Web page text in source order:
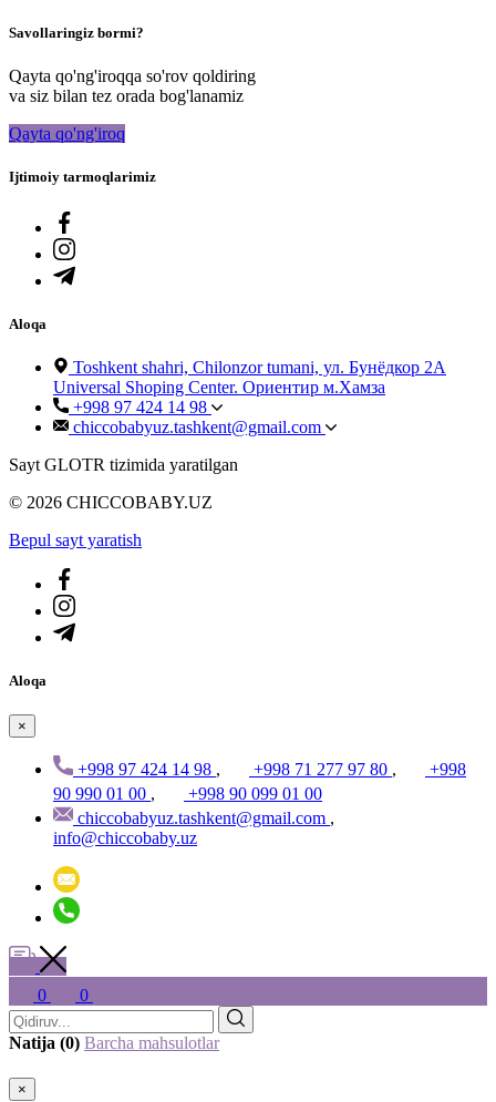
Savollaringiz bormi?
Qayta qo'ng'iroqqa so'rov qoldiring
va siz bilan tez orada bog'lanamiz
Qayta qo'ng'iroq
Ijtimoiy tarmoqlarimiz
Aloqa
Toshkent shahri, Chilonzor tumani, ул. Бунёдкор 2А
Universal Shoping Center. Ориентир м.Хамза
+998 97 424 14 98
chiccobabyuz.tashkent@gmail.com
Sayt GLOTR tizimida yaratilgan
© 2026 CHICCOBABY.UZ
Bepul sayt yaratish
Aloqa
×
+998 97 424 14 98 , +998 71 277 97 80 ,
+998
90 990 01 00 ,
+998 90 099 01 00
chiccobabyuz.tashkent@gmail.com ,
info@chiccobaby.uz
0 0
Natija (0) Barcha mahsulotlar
×